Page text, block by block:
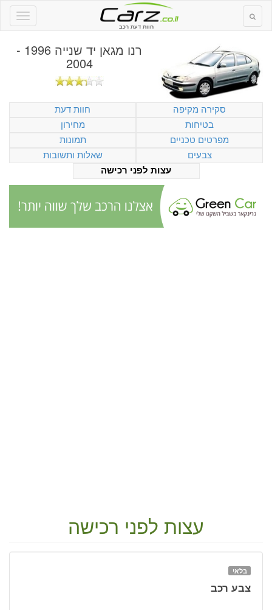
חוות דעת רכב
רנו מגאן יד שנייה 1996 -
2004
סקירה מקיפה
חוות דעת
בטיחות
מחירון
מפרטים טכניים
תמונות
צבעים
שאלות ותשובות
עצות לפני רכישה
עצות לפני רכישה
בלאי
צבע רכב